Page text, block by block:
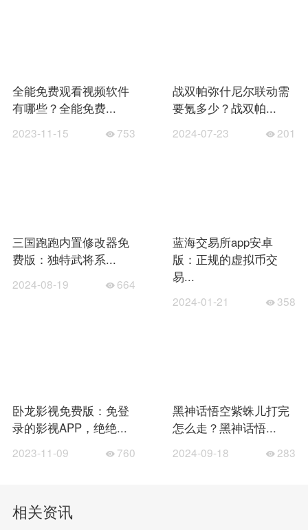
全能免费观看视频软件
有哪些？全能免费...
2023-11-15 753
战双帕弥什尼尔联动需
要氪多少？战双帕...
2024-07-23 201
三国跑跑内置修改器免
费版：独特武将系...
2024-08-19 664
蓝海交易所app安卓
版：正规的虚拟币交
易...
2024-01-21 358
卧龙影视免费版：免登
录的影视APP，绝绝...
2023-11-09 760
黑神话悟空紫蛛儿打完
怎么走？黑神话悟...
2024-09-18 283
相关资讯